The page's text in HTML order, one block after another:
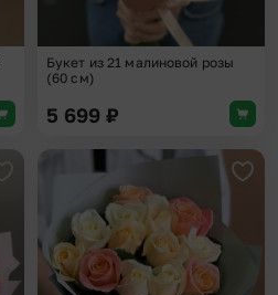
Букет из 21 малиновой розы
(60 см)
5 699 ₽
Добавить в избранное